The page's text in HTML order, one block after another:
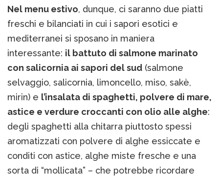
Nel menu estivo, dunque, ci saranno due piatti
freschi e bilanciati in cui i sapori esotici e
mediterranei si sposano in maniera
interessante: il battuto di salmone marinato
con salicornia ai sapori del sud (salmone
selvaggio, salicornia, limoncello, miso, sakè,
mirin) e l’insalata di spaghetti, polvere di mare,
astice e verdure croccanti con olio alle alghe:
degli spaghetti alla chitarra piuttosto spessi
aromatizzati con polvere di alghe essiccate e
conditi con astice, alghe miste fresche e una
sorta di “mollicata” – che potrebbe ricordare